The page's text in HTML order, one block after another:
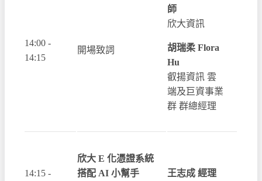
14:00 -
14:15
開場致詞
師
欣大資訊
胡瑞柔 Flora
Hu
叡揚資訊 雲
端及巨資事業
群 群總經理
14:15 -
欣大 E 化憑證系統
搭配 AI 小幫手
王志成 經理